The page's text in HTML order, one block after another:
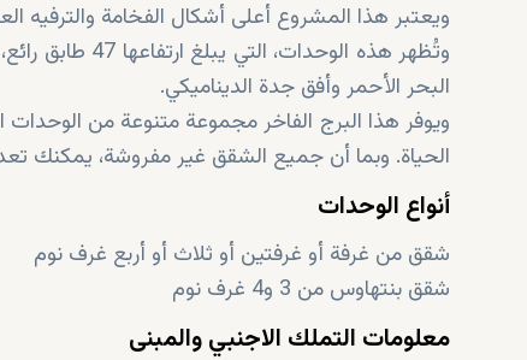
ويعتبر هذا المشروع أعلى أشكال الفخامة والترفيه
وتُظهر هذه
البحر الأحمر وأفق جدة الديناميكي.
ويوفر هذا البرج الفاخر مجموعة متنوعة من الوحدات
الحياة. وبما أن جميع الشقق غير مفروشة، يمكنك
أنواع الوحدات
شقق من غرفة أو غرفتين أو ثلاث أو أربع غرف نوم
شقق بنتهاوس من 3 و4 غرف نوم
معلومات التملك الاجنبي والمبنى